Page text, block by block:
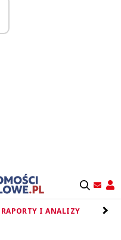
RAPORTY I ANALIZY